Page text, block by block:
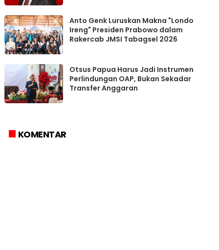
Anto Genk Luruskan Makna "Londo
Ireng" Presiden Prabowo dalam
Rakercab JMSI Tabagsel 2026
Otsus Papua Harus Jadi Instrumen
Perlindungan OAP, Bukan Sekadar
Transfer Anggaran
KOMENTAR